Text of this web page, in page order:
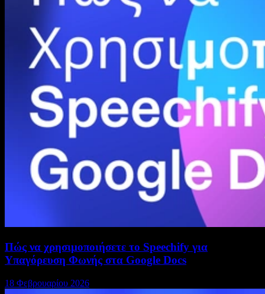
Πώς να χρησιμοποιήσετε το Speechify για
Υπαγόρευση Φωνής στα Google Docs
18 Φεβρουαρίου 2026